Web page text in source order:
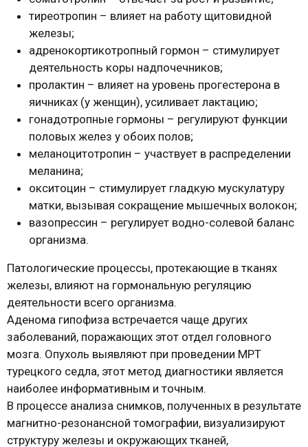
тиреотропин – влияет на работу щитовидной
железы;
адренокортикотропный гормон – стимулирует
деятельность коры надпочечников;
пролактин – влияет на уровень прогестерона в
яичниках (у женщин), усиливает лактацию;
гонадотропные гормоны – регулируют функции
половых желез у обоих полов;
меланоцитотропин – участвует в распределении
меланина;
окситоцин – стимулирует гладкую мускулатуру
матки, вызывая сокращение мышечных волокон;
вазопрессин – регулирует водно-солевой баланс
организма.
Патологические процессы, протекающие в тканях
железы, влияют на гормональную регуляцию
деятельности всего организма.
Аденома гипофиза встречается чаще других
заболеваний, поражающих этот отдел головного
мозга. Опухоль выявляют при проведении МРТ
турецкого седла, этот метод диагностики является
наиболее информативным и точным.
В процессе анализа снимков, полученных в результате
магнитно-резонансной томографии, визуализируют
структуру железы и окружающих тканей,